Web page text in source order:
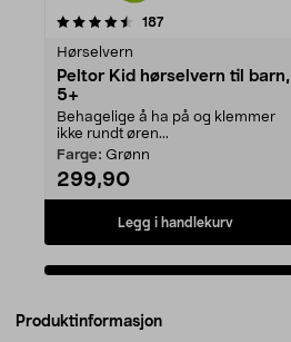
187anmeldelser
Hørselvern
Peltor Kid hørselvern til barn,
5+
Behagelige å ha på og klemmer
ikke rundt øren...
Farge: Grønn
299,90
Legg i handlekurv
4.5av 5 stjerner
Produktinformasjon